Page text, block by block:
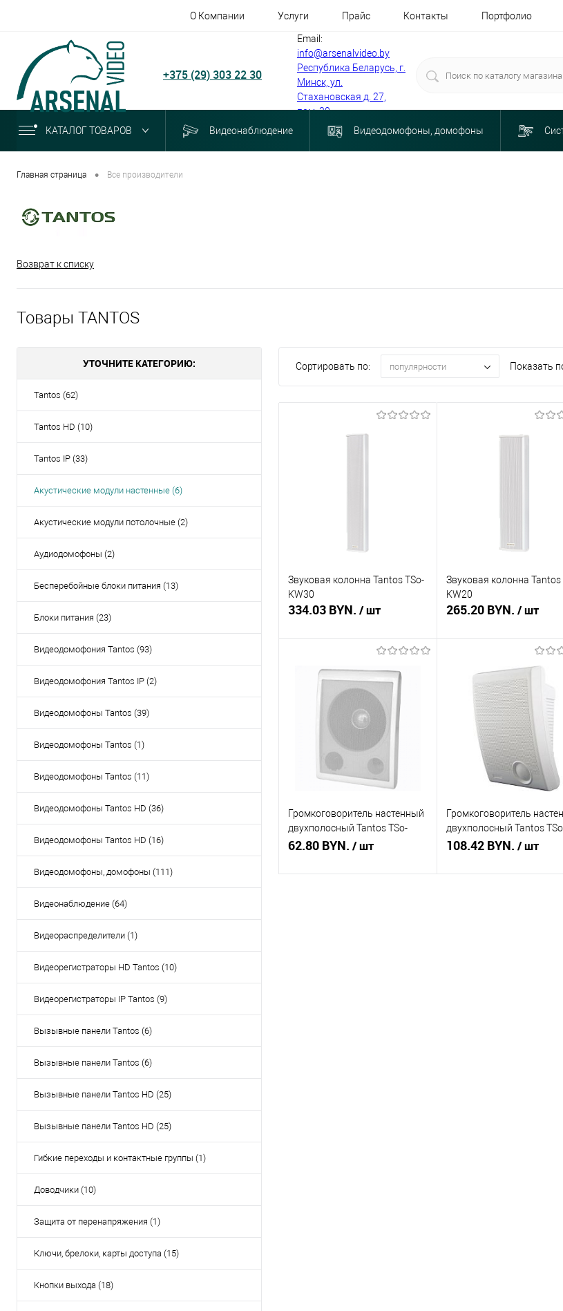
О Компании Услуги Прайс Контакты Портфолио
+375 (29) 303 22 30
Email:
info@arsenalvideo.by
Республика Беларусь, г.
Минск, ул.
Стахановская д. 27,
пом. 30
КАТАЛОГ ТОВАРОВ Видеонаблюдение Видеодомофоны, домофоны
Главная страница • Все производители
Возврат к списку
Товары TANTOS
УТОЧНИТЕ КАТЕГОРИЮ:
Tantos (62)
Tantos HD (10)
Tantos IP (33)
Акустические модули настенные (6)
Акустические модули потолочные (2)
Аудиодомофоны (2)
Бесперебойные блоки питания (13)
Блоки питания (23)
Видеодомофония Tantos (93)
Видеодомофония Tantos IP (2)
Видеодомофоны Tantos (39)
Видеодомофоны Tantos (1)
Видеодомофоны Tantos (11)
Видеодомофоны Tantos HD (36)
Видеодомофоны Tantos HD (16)
Видеодомофоны, домофоны (111)
Видеонаблюдение (64)
Видеораспределители (1)
Видеорегистраторы HD Tantos (10)
Видеорегистраторы IP Tantos (9)
Вызывные панели Tantos (6)
Вызывные панели Tantos (6)
Вызывные панели Tantos HD (25)
Вызывные панели Tantos HD (25)
Гибкие переходы и контактные группы (1)
Доводчики (10)
Защита от перенапряжения (1)
Ключи, брелоки, карты доступа (15)
Кнопки выхода (18)
Сортировать по: популярности Показать
Звуковая колонна Tantos TSo-
KW30
334.03 BYN. / шт
Подписаться
Купить в 1 клик
Сравнение
Недоступно
Звуковая колонна Tantos
KW20
265.20 BYN. / шт
В корзину
Купить в 1 клик
Сравнение
В избранное
В наличии
Громкоговоритель настенный
двухполосный Tantos TSo-
SW6a
62.80 BYN. / шт
Громкоговоритель
двухполосный Tantos
SW10a
108.42 BYN. / шт